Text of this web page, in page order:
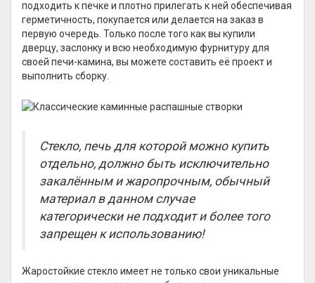
подходить к печке и плотно прилегать к ней обеспечивая
герметичность, покупается или делается на заказ в
первую очередь. Только после того как вы купили
дверцу, заслонку и всю необходимую фурнитуру для
своей печи-камина, вы можете составить её проект и
выполнить сборку.
Стекло, печь для которой можно купить
отдельно, должно быть исключительно
закалённым и жаропрочным, обычный
материал в данном случае
категорически не подходит и более того
запрещен к использованию!
Жаростойкие стекло имеет не только свои уникальные